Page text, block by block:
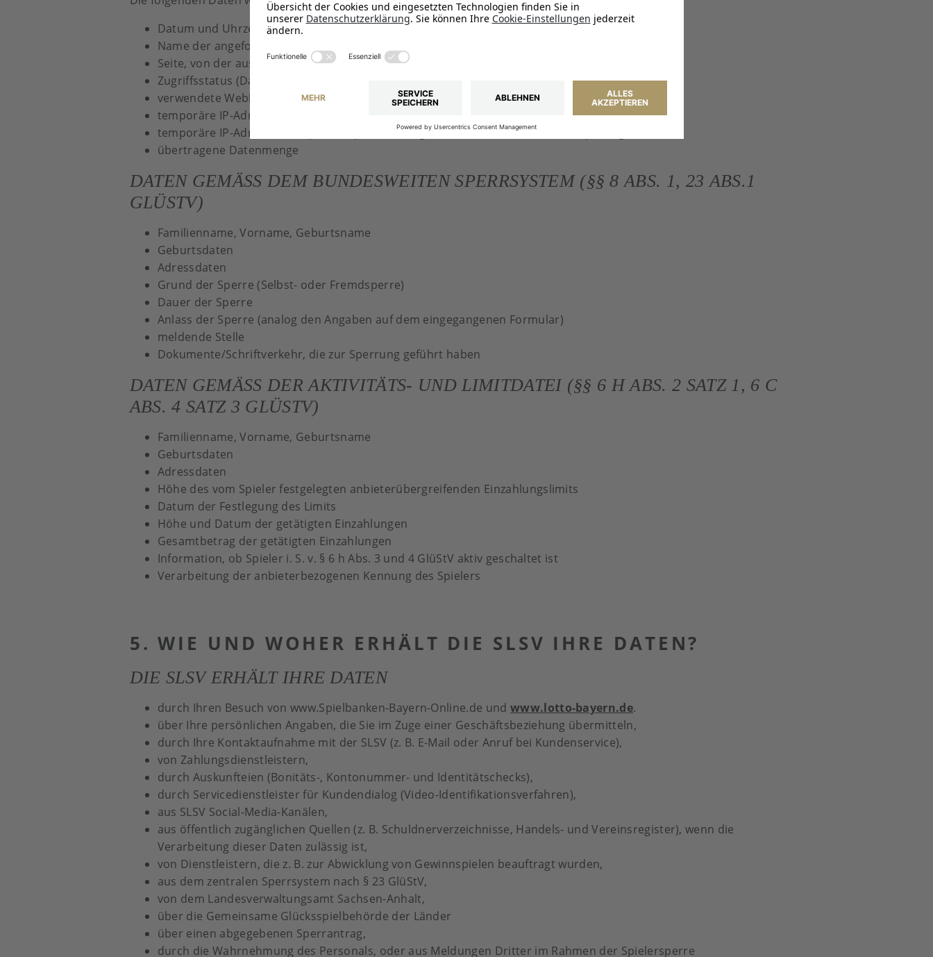
Datum und Uhrzeit der Anforderung
Name der angeforderten Datei
Seite, von der aus die Datei angefordert wurde
Zugriffsstatus (Datei übertragen, Datei nicht gefunden etc.)
verwendete Webbrowser und verwendetes Betriebssystem
temporäre IP-Adresse der anfordernden Kundensitzung
temporäre IP-Adresse von spontanspielberechtigten Kunden im Rahmen der Spielabgabe
übertragene Datenmenge
DATEN GEMÄSS DEM BUNDESWEITEN SPERRSYSTEM (§§ 8 ABS. 1, 23 ABS.1 G
LÜSTV)
Familienname, Vorname, Geburtsname
Geburtsdaten
Adressdaten
Grund der Sperre (Selbst- oder Fremdsperre)
Dauer der Sperre
Anlass der Sperre (analog den Angaben auf dem eingegangenen Formular)
meldende Stelle
Dokumente/Schriftverkehr, die zur Sperrung geführt haben
DATEN GEMÄSS DER AKTIVITÄTS- UND LIMITDATEI (§§ 6 H ABS. 2 SATZ 1, 6 C A
BS. 4 SATZ 3 GLÜSTV)
Familienname, Vorname, Geburtsname
Geburtsdaten
Adressdaten
Höhe des vom Spieler festgelegten anbieterübergreifenden Einzahlungslimits
Datum der Festlegung des Limits
Höhe und Datum der getätigten Einzahlungen
Gesamtbetrag der getätigten Einzahlungen
Information, ob Spieler i. S. v. § 6 h Abs. 3 und 4 GlüStV aktiv geschaltet ist
Verarbeitung der anbieterbezogenen Kennung des Spielers
5. WIE UND WOHER ERHÄLT DIE SLSV IHRE DATEN?
DIE SLSV ERHÄLT IHRE DATEN
durch Ihren Besuch von www.Spielbanken-Bayern-Online.de und www.lotto-bayern.de.
über Ihre persönlichen Angaben, die Sie im Zuge einer Geschäftsbeziehung übermitteln,
durch Ihre Kontaktaufnahme mit der SLSV (z. B. E-Mail oder Anruf bei Kundenservice),
von Zahlungsdienstleistern,
durch Auskunfteien (Bonitäts-, Kontonummer- und Identitätschecks),
durch Servicedienstleister für Kundendialog (Video-Identifikationsverfahren),
aus SLSV Social-Media-Kanälen,
aus öffentlich zugänglichen Quellen (z. B. Schuldnerverzeichnisse, Handels- und Vereinsregister), wenn die
Verarbeitung dieser Daten zulässig ist,
von Dienstleistern, die z. B. zur Abwicklung von Gewinnspielen beauftragt wurden,
aus dem zentralen Sperrsystem nach § 23 GlüStV,
von dem Landesverwaltungsamt Sachsen-Anhalt,
über die Gemeinsame Glücksspielbehörde der Länder
über einen abgegebenen Sperrantrag,
durch die Wahrnehmung des Personals, oder aus Meldungen Dritter im Rahmen der Spielersperre